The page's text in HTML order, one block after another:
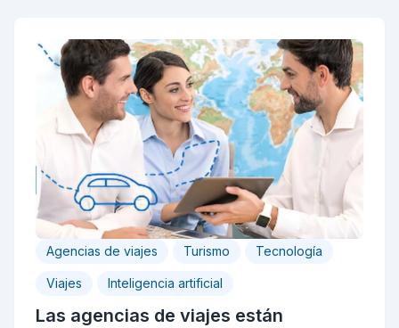
Agencias de viajes Turismo Tecnología
Viajes Inteligencia artificial
Las agencias de viajes están